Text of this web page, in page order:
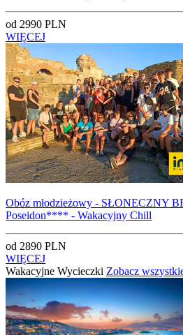
od 2990 PLN
WIĘCEJ
Obóz młodzieżowy - SŁONECZNY
Poseidon**** - Wakacyjny Chill
od 2890 PLN
WIĘCEJ
Wakacyjne Wycieczki Zobacz